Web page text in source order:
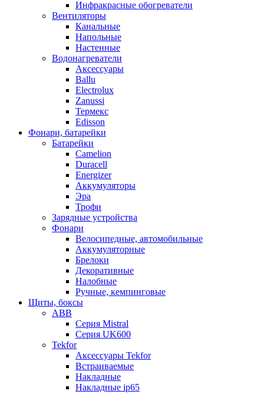
Инфракрасные обогреватели
Вентиляторы
Канальные
Напольные
Настенные
Водонагреватели
Аксессуары
Ballu
Electrolux
Zanussi
Термекс
Edisson
Фонари, батарейки
Батарейки
Camelion
Duracell
Energizer
Аккумуляторы
Эра
Трофи
Зарядные устройства
Фонари
Велосипедные, автомобильные
Аккумуляторные
Брелоки
Декоративные
Налобные
Ручные, кемпинговые
Щиты, боксы
ABB
Серия Mistral
Серия UK600
Tekfor
Аксессуары Tekfor
Встраиваемые
Накладные
Накладные ip65